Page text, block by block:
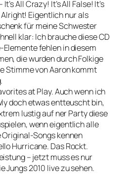
It’s All Crazy! It’s All False! It’s
Alright! Eigentlich nur als
für meine Schwester
klar: Ich brauche diese CD
fehlen in diesem
die wurden durch Folkige
Stimme von Aaron kommt
at Play. Auch wenn ich
doch etwas entteuscht bin,
lustig auf ner Party diese
wenn eigentlich alle
Songs kennen
Hurricane. Das Rockt.
– jetzt muss es nur
Jungs 2010 live zu sehen.